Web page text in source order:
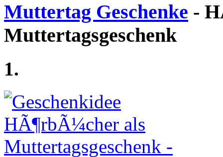
Muttertag Geschenke -
Muttertagsgeschenk
1.